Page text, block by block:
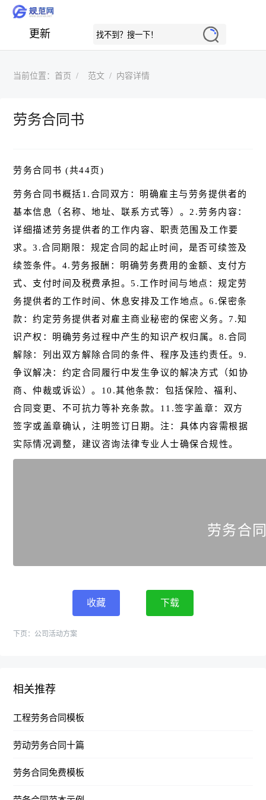
更新
当前位置： 首页 范文 内容详情
劳务合同书
劳务合同书 (共44页)
劳务合同书概括1.合同双方：明确雇主与劳务提供者的
基本信息（名称、地址、联系方式等）。2.劳务内容：
详细描述劳务提供者的工作内容、职责范围及工作要
求。3.合同期限：规定合同的起止时间，是否可续签及
续签条件。4.劳务报酬：明确劳务费用的金额、支付方
式、支付时间及税费承担。5.工作时间与地点：规定劳
务提供者的工作时间、休息安排及工作地点。6.保密条
款：约定劳务提供者对雇主商业秘密的保密义务。7.知
识产权：明确劳务过程中产生的知识产权归属。8.合同
解除：列出双方解除合同的条件、程序及违约责任。9.
争议解决：约定合同履行中发生争议的解决方式（如协
商、仲裁或诉讼）。10.其他条款：包括保险、福利、
合同变更、不可抗力等补充条款。11.签字盖章：双方
签字或盖章确认，注明签订日期。注：具体内容需根据
实际情况调整，建议咨询法律专业人士确保合规性。
劳务合
收藏 下载
下页： 公司活动方案
相关推荐
工程劳务合同模板
劳动劳务合同十篇
劳务合同免费模板